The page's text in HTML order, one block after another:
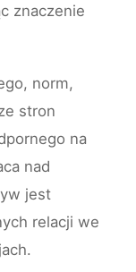
znaczenie
norm,
stron
na
nad
jest
relacji we